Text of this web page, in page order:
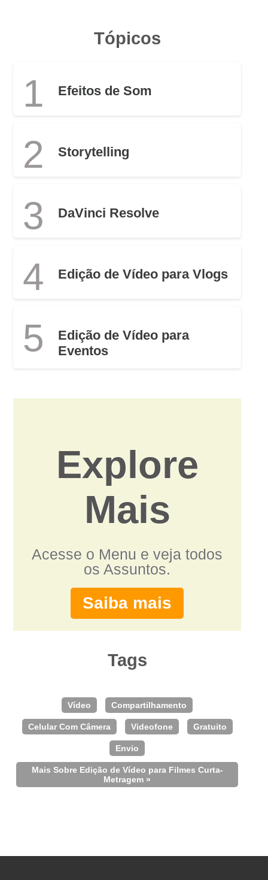
Tópicos
1 Efeitos de Som
2 Storytelling
3 DaVinci Resolve
4 Edição de Vídeo para Vlogs
5
Edição de Vídeo para
Eventos
Explore
Mais
Acesse o Menu e veja todos
os Assuntos.
Saiba mais
Tags
Vídeo Compartilhamento
Celular Com Câmera Videofone Gratuito
Envio
Mais Sobre Edição de Vídeo para Filmes Curta-
Metragem »